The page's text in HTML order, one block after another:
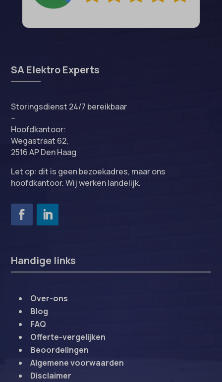
SA Elektro Experts
Storingsdienst 24/7 bereikbaar
–
Hoofdkantoor:
Wegastraat 62,
2516 AP Den Haag
Let op: dit is geen bezoekadres, maar ons
hoofdkantoor. Wij werken landelijk.
Handige links
Over-ons
Blog
FAQ
Offerte-vergelijken
Beoordelingen
Algemene voorwaarden
Disclaimer